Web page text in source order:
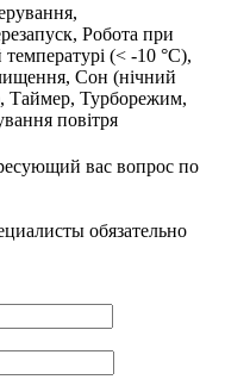
Робота при
температурі (< -10 °C),
Сон (нічний
Таймер, Турборежим,
повітря
вас вопрос по
обязательно